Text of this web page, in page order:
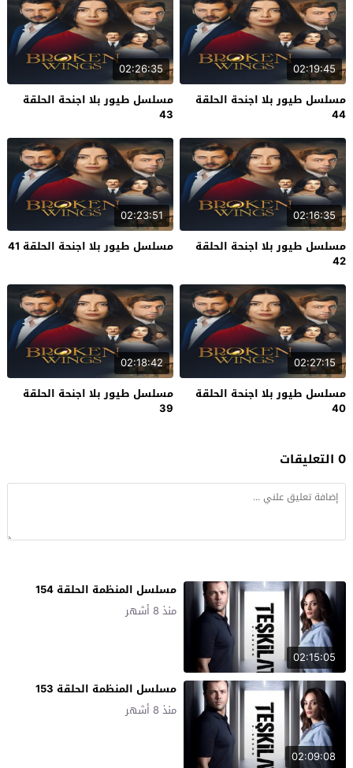
02:19:45
مسلسل طيور بلا اجنحة الحلقة
44
02:26:35
مسلسل طيور بلا اجنحة الحلقة
43
02:16:35
مسلسل طيور بلا اجنحة الحلقة
42
02:23:51
مسلسل طيور بلا اجنحة الحلقة 41
02:27:15
مسلسل طيور بلا اجنحة الحلقة
40
02:18:42
مسلسل طيور بلا اجنحة الحلقة
39
0 التعليقات
02:15:05
مسلسل المنظمة الحلقة 154
منذ 8 أشهر
02:09:08
مسلسل المنظمة الحلقة 153
منذ 8 أشهر